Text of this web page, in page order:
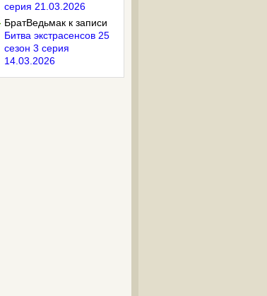
серия 21.03.2026
БратВедьмак к записи
Битва экстрасенсов 25
сезон 3 серия
14.03.2026